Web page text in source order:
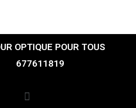
OPTIQUE POUR TOUS
677611819